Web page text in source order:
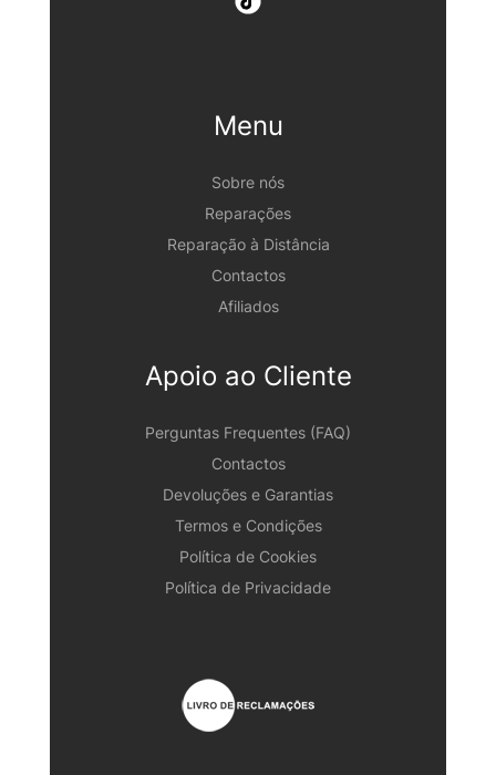
Menu
Sobre nós
Reparações
Reparação à Distância
Contactos
Afiliados
Apoio ao Cliente
Perguntas Frequentes (FAQ)
Contactos
Devoluções e Garantias
Termos e Condições
Política de Cookies
Política de Privacidade